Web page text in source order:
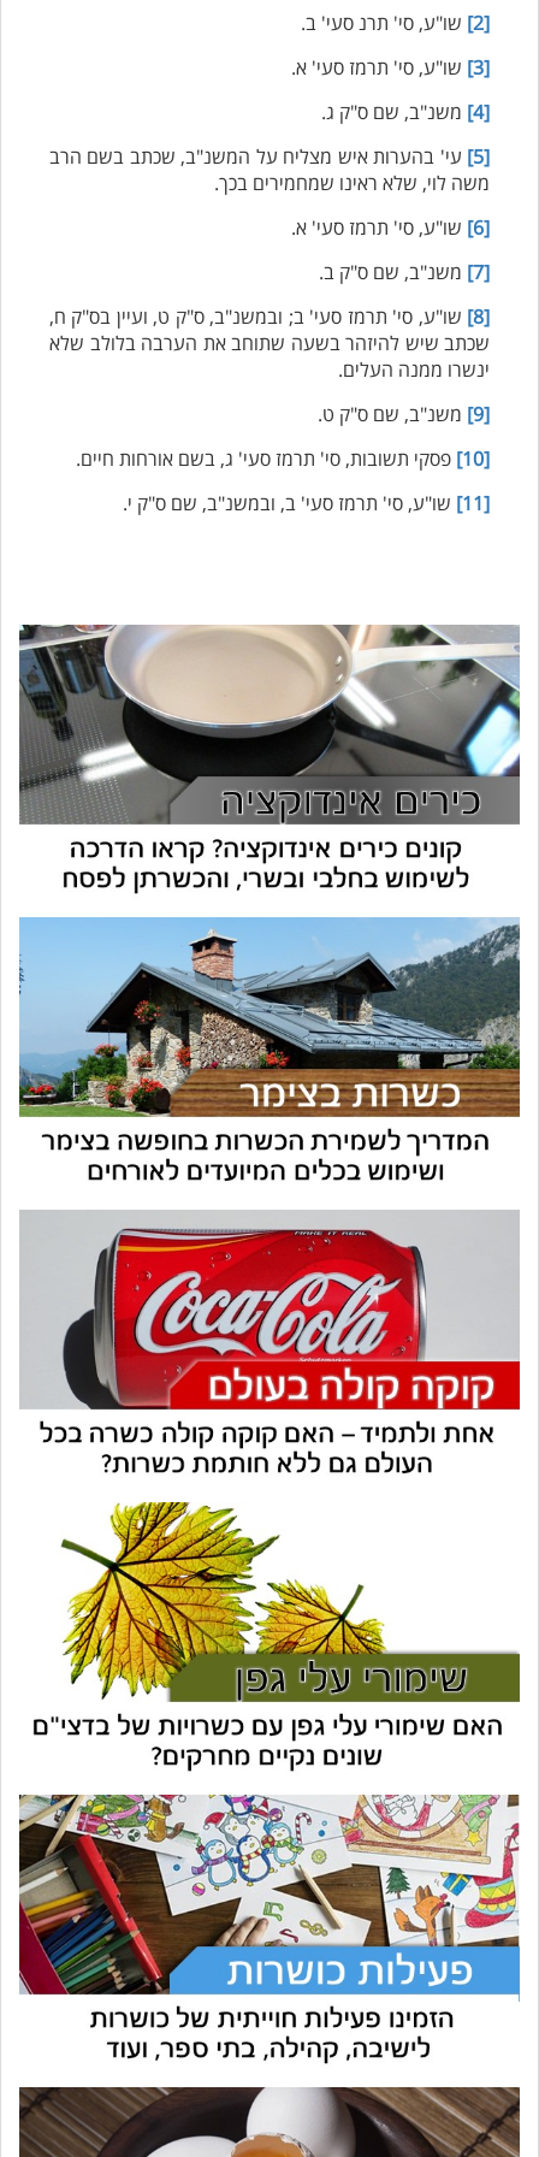
[2]
שו"ע, סי' תרנ סעי' ב.
[3]
שו"ע, סי' תרמז סעי' א.
[4]
משנ"ב, שם ס"ק ג.
[5]
עי' בהערות איש מצליח על המשנ"ב, שכתב בשם הרב
משה לוי, שלא ראינו שמחמירים בכך.
[6]
שו"ע, סי' תרמז סעי' א.
[7]
משנ"ב, שם ס"ק ב.
[8]
שו"ע, סי' תרמז סעי' ב; ובמשנ"ב, ס"ק ט, ועיין בס"ק ח,
שכתב שיש להיזהר בשעה שתוחב את הערבה בלולב שלא
ינשרו ממנה העלים.
[9]
משנ"ב, שם ס"ק ט.
[10]
פסקי תשובות, סי' תרמז סעי' ג, בשם אורחות חיים.
[11]
שו"ע, סי' תרמז סעי' ב, ובמשנ"ב, שם ס"ק י.